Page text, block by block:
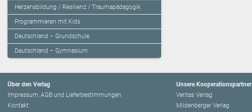
Herzensbildung / Resilienz / Traumapädagogik
Programmieren mit Kids
Deutschland – Grundschule
Deutschland – Gymnasium
Über den Verlag
Impressum, AGB und Lieferbestimmungen
Kontakt
Unsere Kooperationspartner
Veritas Verlag
Mildenberger Verlag